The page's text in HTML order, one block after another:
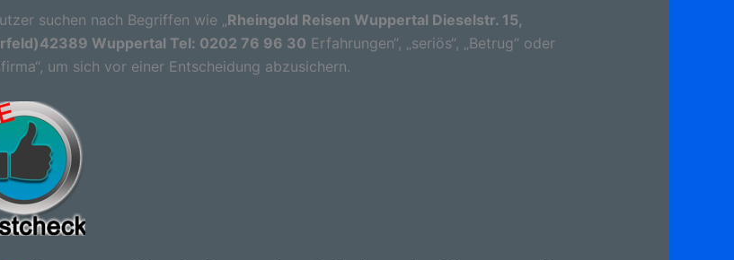
suchen nach Begriffen wie „Rheingold Reisen Wuppertal Dieselstr. 15,
Wuppertal Tel: 0202 76 96 30 Erfahrungen“, „seriös“, „Betrug“ oder
um sich vor einer Entscheidung abzusichern.